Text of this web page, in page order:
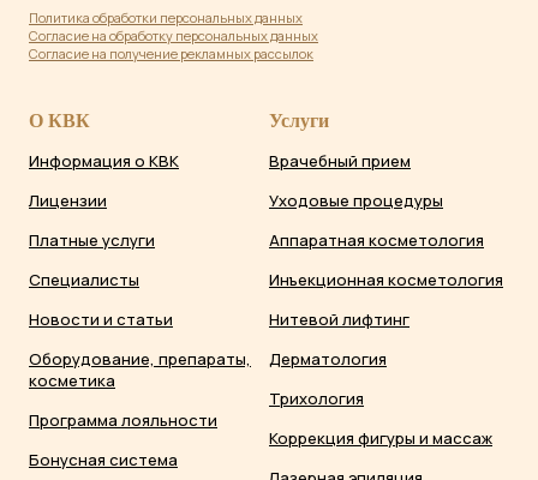
Политика обработки персональных данных
Согласие на обработку персональных данных
Согласие на получение рекламных рассылок
О КВК
Информация о КВК
Лицензии
Платные услуги
Специалисты
Новости и статьи
Оборудование, препараты,
косметика
Программа лояльности
Бонусная система
Услуги
Врачебный прием
Уходовые процедуры
Аппаратная косметология
Инъекционная косметология
Нитевой лифтинг
Дерматология
Трихология
Коррекция фигуры и массаж